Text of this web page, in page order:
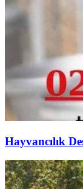
Hayvancılık